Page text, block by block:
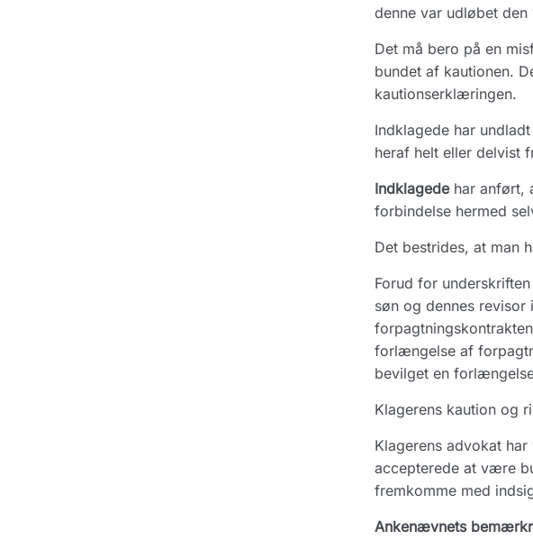
denne var udløbet den
Det må bero på en
bundet af kautionen.
kautionserklæringen.
Indklagede har
heraf helt eller delvist
Indklagedehar anført,
forbindelse hermed
Det bestrides, at man
Forud for
søn og dennes
forlængelse af
bevilget en
Klagerens kaution og
Klagerens advokat
accepterede at være
fremkomme med
Ankenævnets